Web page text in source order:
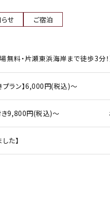
せ ご宿泊
無料・片瀬東浜海岸まで徒歩3分！
ラン】6,000円(税込)～
付き9,800円(税込)～ お手
た】